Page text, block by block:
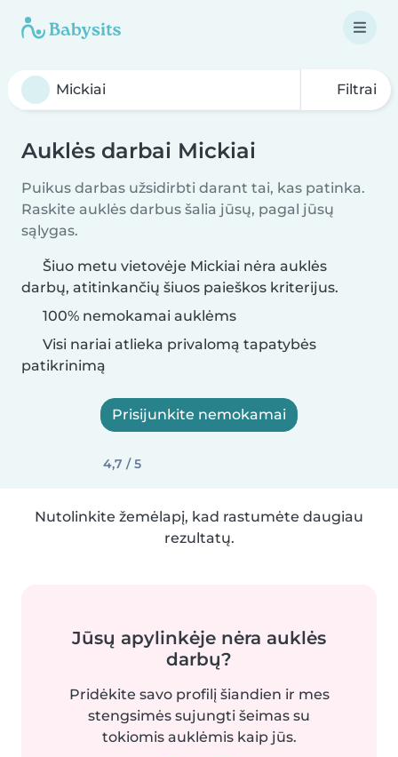
Filtrai
Auklės darbai Mickiai
Puikus darbas užsidirbti darant tai, kas patinka.
Raskite auklės darbus šalia jūsų, pagal jūsų
sąlygas.
Šiuo metu vietovėje Mickiai nėra auklės
darbų, atitinkančių šiuos paieškos kriterijus.
100% nemokamai auklėms
Visi nariai atlieka privalomą tapatybės
patikrinimą
Prisijunkite nemokamai
4,7 / 5
Nutolinkite žemėlapį, kad rastumėte daugiau
rezultatų.
Jūsų apylinkėje nėra auklės
darbų?
Pridėkite savo profilį šiandien ir mes
stengsimės sujungti šeimas su
tokiomis auklėmis kaip jūs.